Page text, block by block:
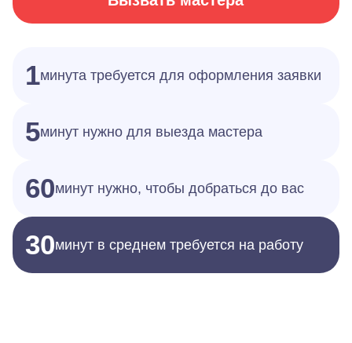
1минута требуется для оформления заявки
5минут нужно для выезда мастера
60минут нужно, чтобы добраться до вас
30минут в среднем требуется на работу